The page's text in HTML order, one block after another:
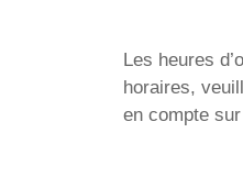
Les heures
horaires,
en compte